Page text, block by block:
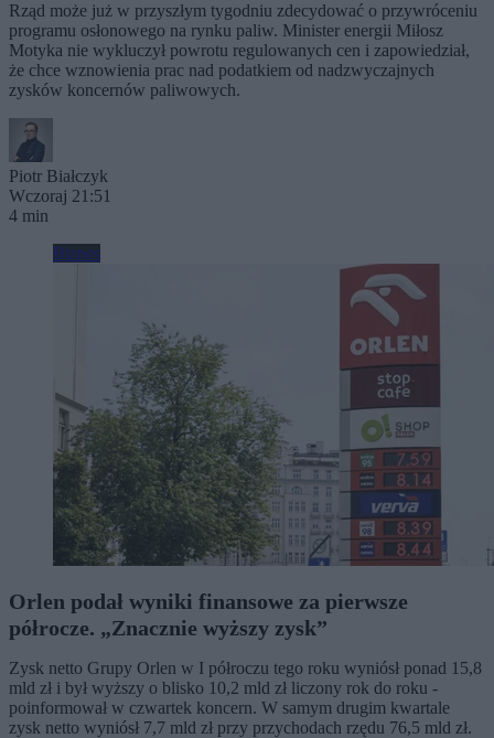
Rząd może już w przyszłym tygodniu zdecydować o przywróceniu
programu osłonowego na rynku paliw. Minister energii Miłosz
Motyka nie wykluczył powrotu regulowanych cen i zapowiedział,
że chce wznowienia prac nad podatkiem od nadzwyczajnych
zysków koncernów paliwowych.
Piotr Białczyk
Wczoraj 21:51
4 min
Biznes
Orlen podał wyniki finansowe za pierwsze
półrocze. „Znacznie wyższy zysk”
Zysk netto Grupy Orlen w I półroczu tego roku wyniósł ponad 15,8
mld zł i był wyższy o blisko 10,2 mld zł liczony rok do roku -
poinformował w czwartek koncern. W samym drugim kwartale
zysk netto wyniósł 7,7 mld zł przy przychodach rzędu 76,5 mld zł.